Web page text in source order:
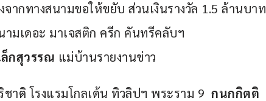
ากทางสนามขอให้ขยับ ส่วนเงินรางวัล 1.5 ล้านบาท
ามเดอะ มาเจสติก ครีก คันทรีคลับฯ
กสุวรรณ แม่บ้านรายงานข่าว
าติ โรงแรมโกลเด้น ทิวลิปฯ พระราม 9 กนกกิตติ